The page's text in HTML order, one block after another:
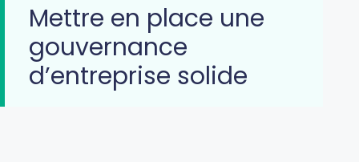
Mettre en place une
gouvernance
d’entreprise solide